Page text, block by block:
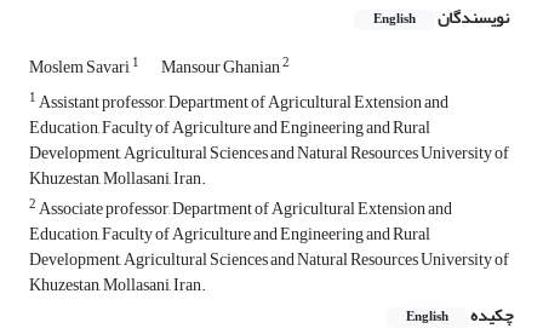
نویسندگان English
Moslem Savari1 Mansour Ghanian2
1Assistant professor, Department of Agricultural Extension and
Education, Faculty of Agriculture and Engineering and Rural
Development, Agricultural Sciences and Natural Resources University of
Khuzestan, Mollasani, Iran.
2Associate professor, Department of Agricultural Extension and
Education, Faculty of Agriculture and Engineering and Rural
Development, Agricultural Sciences and Natural Resources University of
Khuzestan, Mollasani, Iran.
چکیده
English